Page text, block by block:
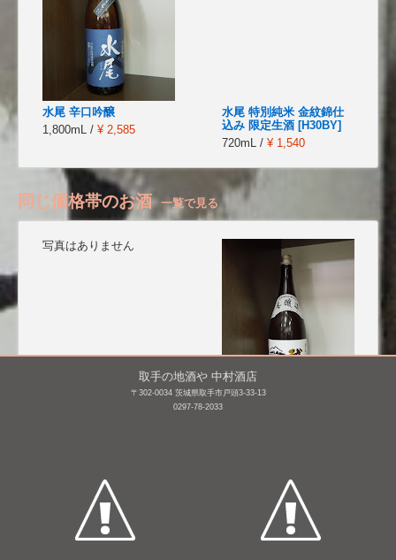
水尾 辛口吟醸
1,800mL / ¥ 2,585
水尾 特別純米 金紋錦仕
込み 限定生酒 [H30BY]
720mL / ¥ 1,540
同じ価格帯のお酒 一覧で見る
写真はありません
取手の地酒や 中村酒店
〒302-0034 茨城県取手市戸頭3-33-13
0297-78-2033